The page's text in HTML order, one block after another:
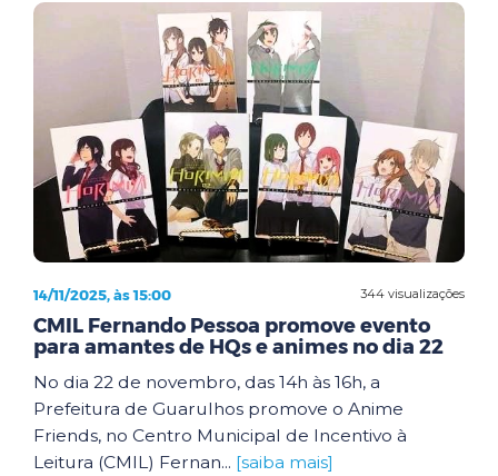
344 visualizações
14/11/2025, às 15:00
CMIL Fernando Pessoa promove evento
para amantes de HQs e animes no dia 22
No dia 22 de novembro, das 14h às 16h, a
Prefeitura de Guarulhos promove o Anime
Friends, no Centro Municipal de Incentivo à
Leitura (CMIL) Fernan... [saiba mais]